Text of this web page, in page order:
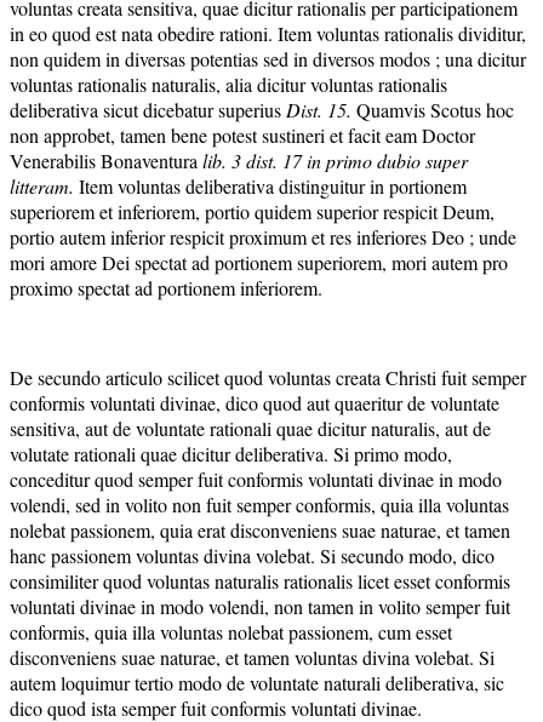
voluntas creata sensitiva, quae dicitur rationalis per participationem
in eo quod est nata obedire rationi. Item voluntas rationalis dividitur,
non quidem in diversas potentias sed in diversos modos ; una dicitur
voluntas rationalis naturalis, alia dicitur voluntas rationalis
deliberativa sicut dicebatur superius Dist. 15. Quamvis Scotus hoc
non approbet, tamen bene potest sustineri et facit eam Doctor
Venerabilis Bonaventura lib. 3 dist. 17in primo dubio super
litteram. Item voluntas deliberativa distinguitur in portionem
superiorem et inferiorem, portio quidem superior respicit Deum,
portio autem inferior respicit proximum et res inferiores Deo ; unde
mori amore Dei spectat ad portionem superiorem, mori autem pro
proximo spectat ad portionem inferiorem.
De secundo articulo scilicet quod voluntas creata Christi fuit semper
conformis voluntati divinae, dico quod aut quaeritur de voluntate
sensitiva, aut de voluntate rationali quae dicitur naturalis, aut de
volutate rationali quae dicitur deliberativa. Si primo modo,
conceditur quod semper fuit conformis voluntati divinae in modo
volendi, sed in volito non fuit semper conformis, quia illa voluntas
nolebat passionem, quia erat disconveniens suae naturae, et tamen
hanc passionem voluntas divina volebat. Si secundo modo, dico
consimiliter quod voluntas naturalis rationalis licet esset conformis
voluntati divinae in modo volendi, non tamen in volito semper fuit
conformis, quia illa voluntas nolebat passionem, cum esset
disconveniens suae naturae, et tamen voluntas divina volebat. Si
autem loquimur tertio modo de voluntate naturali deliberativa, sic
dico quod ista semper fuit conformis voluntati divinae.